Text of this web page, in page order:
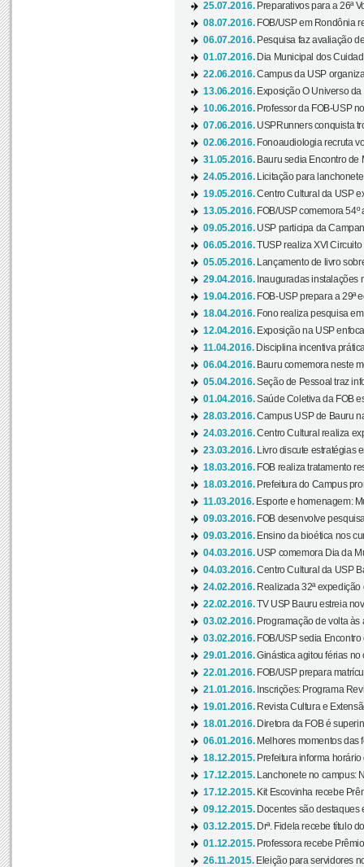
25.07.2016. Preparativos para a 26ª
08.07.2016. FOB/USP em Rondônia
06.07.2016. Pesquisa faz avaliação
01.07.2016. Dia Municipal dos
22.06.2016.Campus da USP
13.06.2016. Exposição O Universo
10.06.2016. Professor da FOB-USP
07.06.2016. USPRunners conquista
02.06.2016. Fonoaudiologia recruta
31.05.2016. Bauru sedia Encontro de
24.05.2016.
Licitação para
19.05.2016.Centro Cultural da USP
13.05.2016. FOB/USP comemora
09.05.2016. USP participa da
06.05.2016.TUSP realiza XVI Circuito
05.05.2016.
Lançamento de livro
29.04.2016. Inauguradas instalações
19.04.2016. FOB-USP prepara a 29ª
18.04.2016. Fono realiza pesquisa
12.04.2016. Exposição na USP
11.04.2016. Disciplina incentiva
06.04.2016. Bauru comemora neste
05.04.2016.Seção de Pessoal traz
01.04.2016.Saúde Coletiva da FOB
28.03.2016.Campus USP de Bauru
24.03.2016.Centro Cultural realiza
23.03.2016.
Livro discute estratégias
18.03.2016. FOB realiza tratamento
18.03.2016. Prefeitura do Campus
11.03.2016. Esporte e homenagem:
09.03.2016. FOB desenvolve
09.03.2016. Ensino da bioética nos
04.03.2016. USP comemora Dia da
04.03.2016.Centro Cultural da USP
24.02.2016. Realizada 32ª
22.02.2016.TV USP Bauru estreia
03.02.2016. Programação de volta às
03.02.2016. FOB/USP sedia
29.01.2016.Ginástica agitou férias no
22.01.2016. FOB/USP prepara
21.01.2016. Inscrições: Programa
19.01.2016. Revista Cultura e
18.01.2016. Diretora da FOB é
06.01.2016. Melhores momentos das
18.12.2015. Prefeitura informa
17.12.2015.
Lanchonete no campus:
17.12.2015. Kit Escovinha recebe
09.12.2015. Docentes são destaques
03.12.2015. Drª. Fidela recebe título
01.12.2015. Professora recebe
26.11.2015. Eleição para servidores